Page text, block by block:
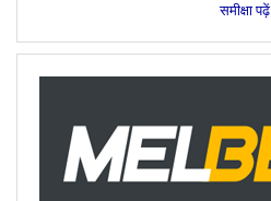
समीक्षा पढ़ें